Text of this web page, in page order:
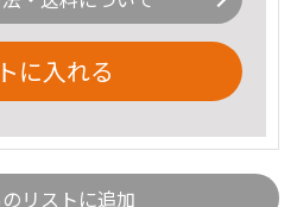
に入れる
リストに追加